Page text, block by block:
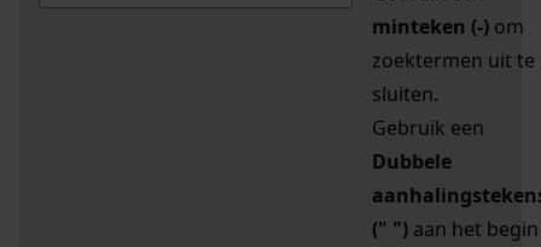
minteken (-) om
zoektermen uit te
sluiten.
Gebruik een
Dubbele
(" ") aan het begin